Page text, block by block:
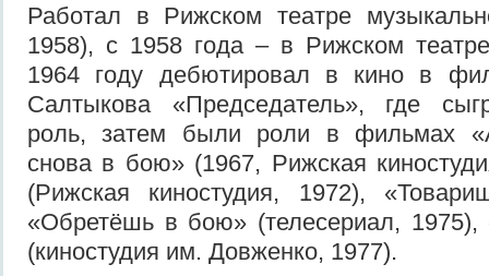
Работал в Рижском театре
1958), с 1958 года – в Рижском
1964 году дебютировал в кино в
Салтыкова «Председатель», где
роль, затем были роли в фильмах
снова в бою» (1967, Рижская
(Рижская киностудия, 1972),
«Обретёшь в бою» (телесериал,
(киностудия им. Довженко, 1977).